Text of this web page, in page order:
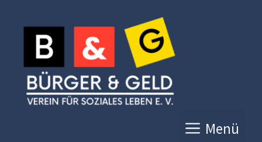
Inhalt
springen
Menü